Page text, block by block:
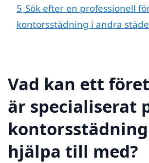
5 Sök efter en professionell
kontorsstädning i andra
Vad kan ett
är specialiserat
hjälpa till med?